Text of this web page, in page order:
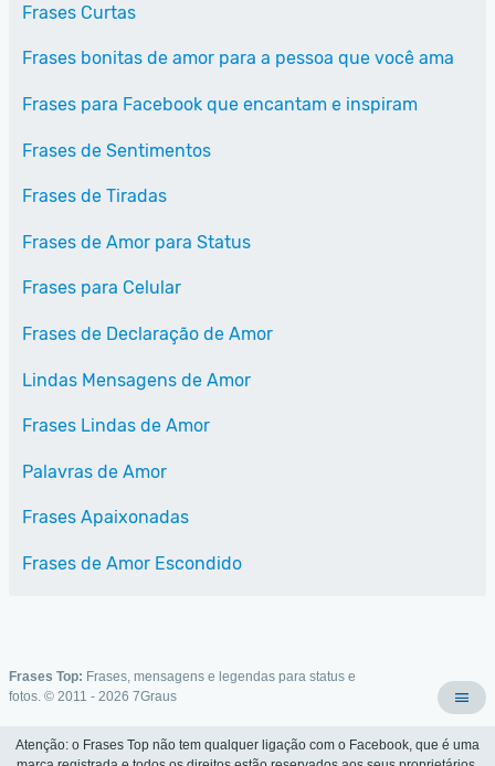
Frases Curtas
Frases bonitas de amor para a pessoa que você ama
Frases para Facebook que encantam e inspiram
Frases de Sentimentos
Frases de Tiradas
Frases de Amor para Status
Frases para Celular
Frases de Declaração de Amor
Lindas Mensagens de Amor
Frases Lindas de Amor
Palavras de Amor
Frases Apaixonadas
Frases de Amor Escondido
Frases Top: Frases, mensagens e legendas para status e
fotos. © 2011 - 2026 7Graus
Atenção: o Frases Top não tem qualquer ligação com o Facebook, que é uma